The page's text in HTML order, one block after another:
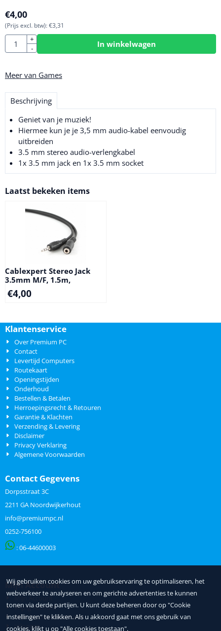
€4,00
(Prijs excl. btw):€3,31
Aantal
+
-
In winkelwagen
Meer van Games
Beschrijving
Geniet van je muziek!
Hiermee kun je je 3,5 mm audio-kabel eenvoudig
uitbreiden
3.5 mm stereo audio-verlengkabel
1x 3.5 mm jack en 1x 3.5 mm socket
Laatst bekeken items
Cablexpert Stereo Jack
3.5mm M/F, 1.5m,
€4,00
Klantenservice
Over Premium PC
Contact
Levertijd Computers
Routekaart
Openingstijden
Onderhoud
Bestellen & Betalen
Herroepingsrecht & Retouren
Garantie & Klachten
Verzending & Levering
Disclaimer
Privacy Verklaring
Algemene Voorwaarden
Contact Gegevens
Dorpsstraat 3C
2211 GA Noordwijkerhout
info@premiumpc.nl
0252-756100
: 06-44600003
Mijn Account
Mijn Account
Wijzig Account
Mijn Accountinformatie
Inloggen
Wij gebruiken cookies om uw gebruikservaring te optimaliseren, het
webverkeer te analyseren en om gerichte advertenties te kunnen
tonen via derde partijen. U kunt deze beheren door op "Cookie
instellingen" te klikken. Als u akkoord gaat met ons gebruik van
cookies, klikt u op "Alle cookies toestaan".